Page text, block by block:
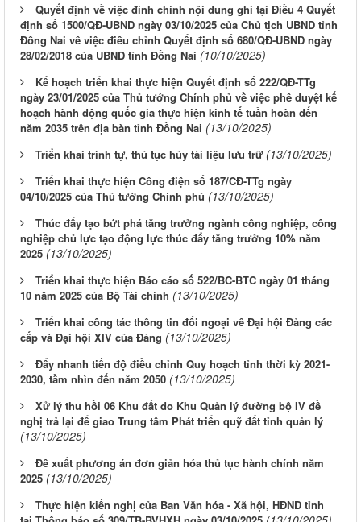
Quyết định về việc đính chính nội dung ghi tại Điều 4 Quyết
định số 1500/QĐ-UBND ngày 03/10/2025 của Chủ tịch UBND tỉnh
Đồng Nai về việc điều chỉnh Quyết định số 680/QĐ-UBND ngày
28/02/2018 của UBND tỉnh Đồng Nai (10/10/2025)
Kế hoạch triển khai thực hiện Quyết định số 222/QĐ-TTg
ngày 23/01/2025 của Thủ tướng Chính phủ về việc phê duyệt kế
hoạch hành động quốc gia thực hiện kinh tế tuần hoàn đến
năm 2035 trên địa bàn tỉnh Đồng Nai (13/10/2025)
Triển khai trình tự, thủ tục hủy tài liệu lưu trữ (13/10/2025)
Triển khai thực hiện Công điện số 187/CĐ-TTg ngày
04/10/2025 của Thủ tướng Chính phủ (13/10/2025)
Thúc đẩy tạo bứt phá tăng trưởng ngành công nghiệp, công
nghiệp chủ lực tạo động lực thúc đẩy tăng trưởng 10% năm
2025 (13/10/2025)
Triển khai thực hiện Báo cáo số 522/BC-BTC ngày 01 tháng
10 năm 2025 của Bộ Tài chính (13/10/2025)
Triển khai công tác thông tin đối ngoại về Đại hội Đảng các
cấp và Đại hội XIV của Đảng (13/10/2025)
Đẩy nhanh tiến độ điều chỉnh Quy hoạch tỉnh thời kỳ 2021-
2030, tầm nhìn đến năm 2050 (13/10/2025)
Xử lý thu hồi 06 Khu đất do Khu Quản lý đường bộ IV đề
nghị trả lại để giao Trung tâm Phát triển quỹ đất tỉnh quản lý
(13/10/2025)
Đề xuất phương án đơn giản hóa thủ tục hành chính năm
2025 (13/10/2025)
Thực hiện kiến nghị của Ban Văn hóa - Xã hội, HĐND tỉnh